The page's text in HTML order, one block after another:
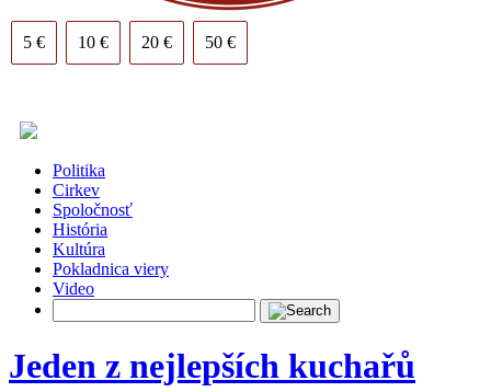
5 € 10 € 20 € 50 €
Politika
Cirkev
Spoločnosť
História
Kultúra
Pokladnica viery
Video
Jeden z nejlepších kuchařů